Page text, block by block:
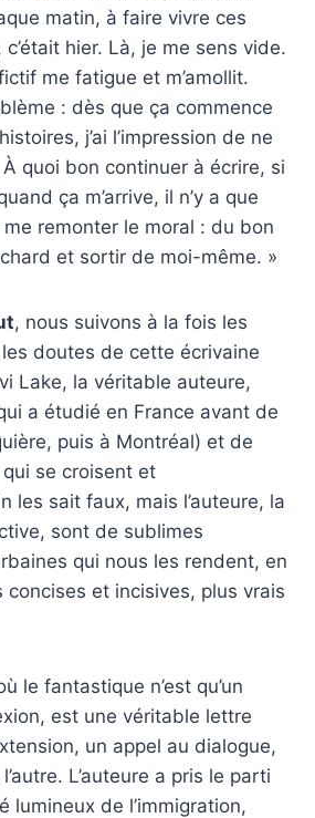
matin, à faire vivre ces
hier. Là, je me sens vide.
me fatigue et m’amollit.
: dès que ça commence
j’ai l’impression de ne
quoi bon continuer à écrire, si
ça m’arrive, il n’y a que
remonter le moral : du bon
et sortir de moi-même. »
, nous suivons à la fois les
doutes de cette écrivaine
Lake, la véritable auteure,
a étudié en France avant de
puis à Montréal) et de
se croisent et
les sait faux, mais l’auteure, la
sont de sublimes
qui nous les rendent, en
concises et incisives, plus vrais
le fantastique n’est qu’un
est une véritable lettre
un appel au dialogue,
L’auteure a pris le parti
lumineux de l’immigration,